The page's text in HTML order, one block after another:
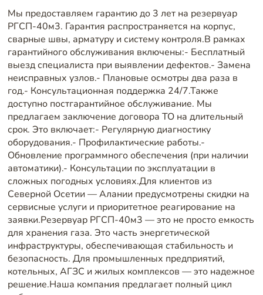
Мы предоставляем гарантию до 3 лет на резервуар
РГСП-40м3. Гарантия распространяется на корпус,
сварные швы, арматуру и систему контроля.В рамках
гарантийного обслуживания включены:- Бесплатный
выезд специалиста при выявлении дефектов.- Замена
неисправных узлов.- Плановые осмотры два раза в
год.- Консультационная поддержка 24/7.Также
доступно постгарантийное обслуживание. Мы
предлагаем заключение договора ТО на длительный
срок. Это включает:- Регулярную диагностику
оборудования.- Профилактические работы.-
Обновление программного обеспечения (при наличии
автоматики).- Консультации по эксплуатации в
сложных погодных условиях.Для клиентов из
Северной Осетии — Алании предусмотрены скидки на
сервисные услуги и приоритетное реагирование на
заявки.Резервуар РГСП-40м3 — это не просто емкость
для хранения газа. Это часть энергетической
инфраструктуры, обеспечивающая стабильность и
безопасность. Для промышленных предприятий,
котельных, АГЗС и жилых комплексов — это надежное
решение.Наша компания предлагает полный цикл